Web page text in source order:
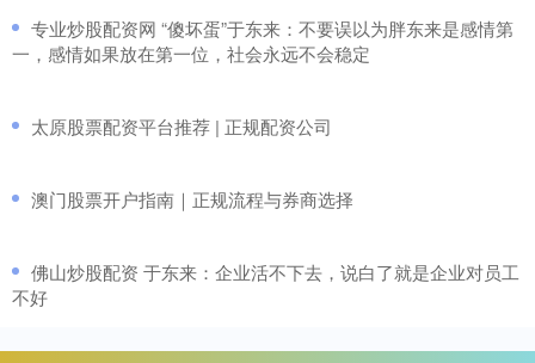
​专业炒股配资网 “傻坏蛋”于东来：不要误以为胖东来是感情第
一，感情如果放在第一位，社会永远不会稳定
​太原股票配资平台推荐 | 正规配资公司
​澳门股票开户指南｜正规流程与券商选择
​佛山炒股配资 于东来：企业活不下去，说白了就是企业对员工
不好